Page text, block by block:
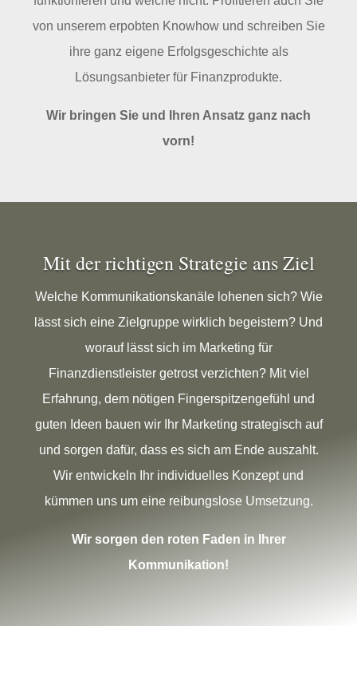
von unserem erpobten Knowhow und schreiben Sie
ihre ganz eigene Erfolgsgeschichte als
Lösungsanbieter für Finanzprodukte.
Wir bringen Sie und Ihren Ansatz ganz nach
vorn!
Mit der richtigen Strategie ans Ziel
Welche Kommunikationskanäle lohenen sich? Wie
lässt sich eine Zielgruppe wirklich begeistern? Und
worauf lässt sich im Marketing für
Finanzdienstleister getrost verzichten? Mit viel
Erfahrung, dem nötigen Fingerspitzengefühl und
guten Ideen bauen wir Ihr Marketing strategisch auf
und sorgen dafür, dass es sich am Ende auszahlt.
Wir entwickeln Ihr individuelles Konzept und
kümmen uns um eine reibungslose Umsetzung.
Wir sorgen den roten Faden in Ihrer
Kommunikation!